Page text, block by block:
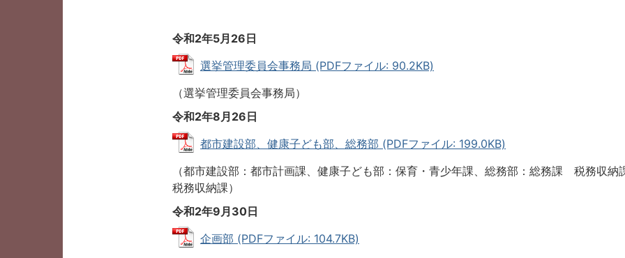
令和2年5月26日
選挙管理委員会事務局 (PDFファイル: 90.2KB)
（選挙管理委員会事務局）
令和2年8月26日
都市建設部、健康子ども部、総務部 (PDFファイル: 199.0KB)
（都市建設部：都市計画課、健康子ども部：保育・青少年課、総務部：総務課 税務収
税務収納課）
令和2年9月30日
企画部 (PDFファイル: 104.7KB)